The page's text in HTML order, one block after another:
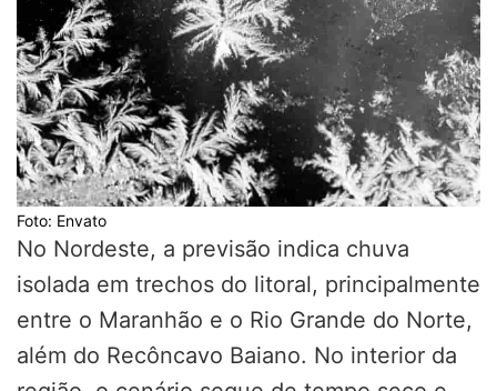
Foto: Envato
No Nordeste, a previsão indica chuva
isolada em trechos do litoral, principalmente
entre o Maranhão e o Rio Grande do Norte,
além do Recôncavo Baiano. No interior da